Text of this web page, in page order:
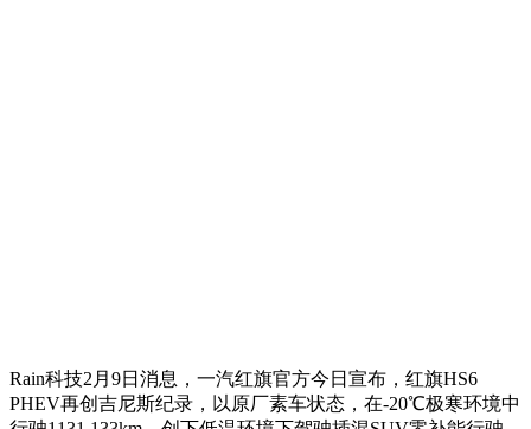
Rain科技2月9日消息，一汽红旗官方今日宣布，红旗HS6
PHEV再创吉尼斯纪录，以原厂素车状态，在-20℃极寒环境中